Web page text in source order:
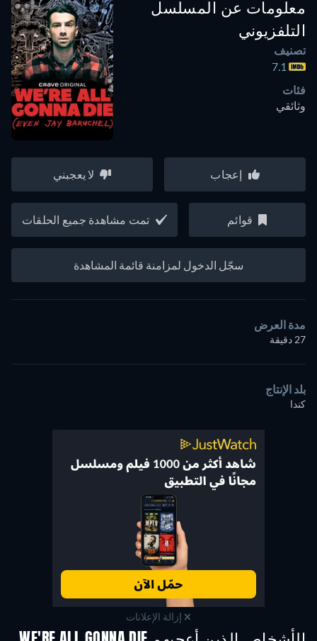
معلومات عن المسلسل
التلفزيوني
تصنيف
7.1
فئات
وثائقي
إعجاب لا يعجبني
قوائم تمت مشاهدة جميع الحلقات
سجّل الدخول لمزامنة قائمة المشاهدة
مدة العرض
27 دقيقة
بلد الإنتاج
كندا
إزالة الإعلانات